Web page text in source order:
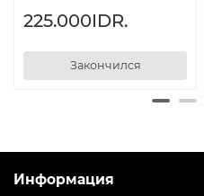
225.000IDR.
Закончился
Информация